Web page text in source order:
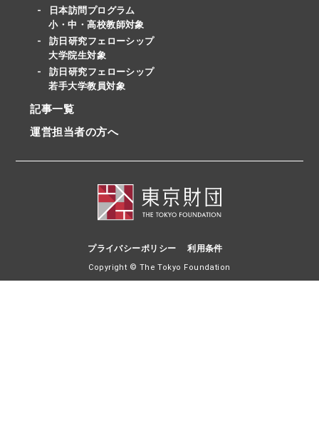
日本訪問プログラム
小・中・高校教師対象
訪日研究フェローシップ
大学院生対象
訪日研究フェローシップ
若手大学教員対象
記事一覧
運営担当者の方へ
プライバシーポリシー 利用条件
Copyright © The Tokyo Foundation